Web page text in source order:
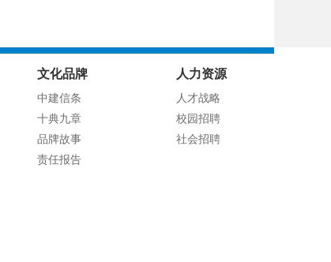
文化品牌
中建信条
十典九章
品牌故事
责任报告
人力资源
人才战略
校园招聘
社会招聘